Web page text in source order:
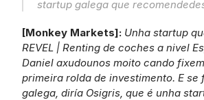
startup galega que
[Monkey Markets]: Unha startup
REVEL | Renting de coches a nivel
Daniel axudounos moito cando
primeira rolda de investimento. E se
galega, diría Osigris, que é unha